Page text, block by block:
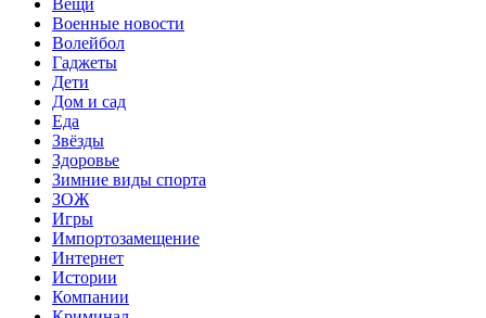
Военные новости
Волейбол
Гаджеты
Дети
Дом и сад
Еда
Звёзды
Здоровье
Зимние виды спорта
ЗОЖ
Игры
Импортозамещение
Интернет
Истории
Компании